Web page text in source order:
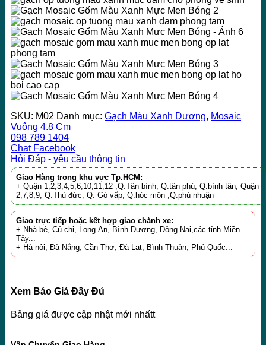
SKU: M02 Danh mục: Gạch Màu Xanh Dương, Mosaic
Vuông 4.8 Cm
098 789 1404
Chat Facebook
Hỏi Đáp - yêu cầu thông tin
Giao Hàng trong khu vực Tp.HCM:
+ Quận 1,2,3,4,5,6,10,11,12 ,Q.Tân bình, Q.tân phú, Q.bình tân, Quận
2,7,8,9, Q.Thủ đức, Q. Gò vấp, Q.hóc môn ,Q.phú nhuận
Giao trực tiếp hoặc kết hợp giao chành xe:
+ Nhà bè, Củ chi, Long An, Bình Dương, Đồng Nai,các tỉnh Miền
Tây...
+ Hà nội, Đà Nẳng, Cần Thơ, Đà Lạt, Bình Thuận, Phú Quốc...
Xem Báo Giá Đầy Đủ
Bảng giá được cập nhật mới nhấtt